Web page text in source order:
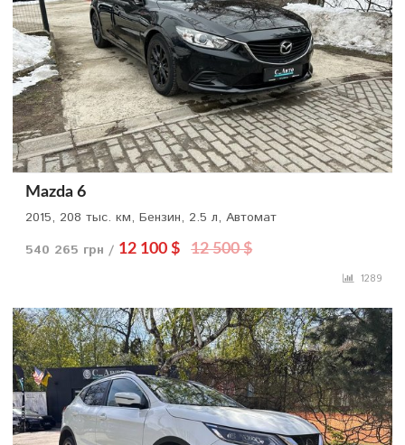
Mazda 6
2015, 208 тыс. км, Бензин, 2.5 л, Автомат
540 265 грн / 12 100 $ 12 500 $
1289